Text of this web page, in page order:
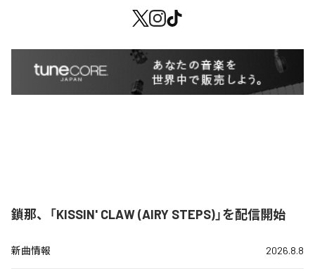
鎖那、「KISSIN' CLAW (AIRY STEPS)」を配信開始
新曲情報 2026.8.8